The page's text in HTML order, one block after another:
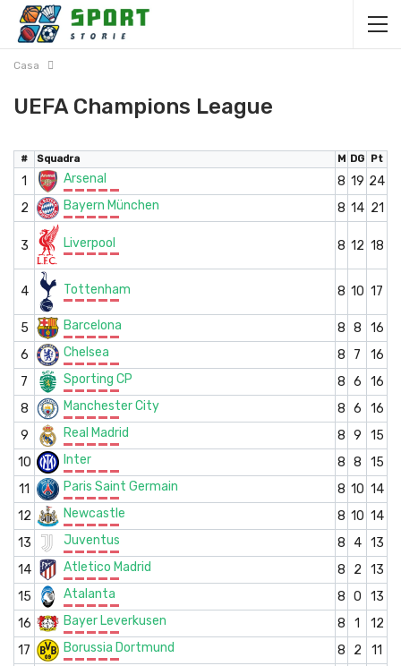
Casa
UEFA Champions League
# Squadra M DG Pt
1 Arsenal 8 19 24
2
Bayern München 8 14 21
3 Liverpool 8 12 18
4 Tottenham 8 10 17
5 Barcelona 8 8
16
6
Chelsea 8 7
16
7
Sporting CP 8 6
16
8
Manchester City 8 6
16
9
Real Madrid 8 9
15
10
Inter 8 8
15
11
Paris Saint Germain 8 10 14
12
Newcastle 8 10 14
13
Juventus 8 4
13
14
Atletico Madrid 8 2
13
15
Atalanta 8 0
13
16
Bayer Leverkusen 8 1
12
17
Borussia Dortmund 8 2
11